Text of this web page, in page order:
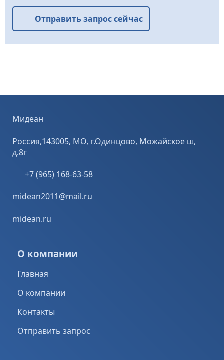
Корпус ...
Отправить запрос сейчас
Мидеан
Россия,143005, МО, г.Одинцово, Можайское ш,
д.8г
+7 (965) 168-63-58
midean2011@mail.ru
midean.ru
О компании
Главная
О компании
Контакты
Отправить запрос